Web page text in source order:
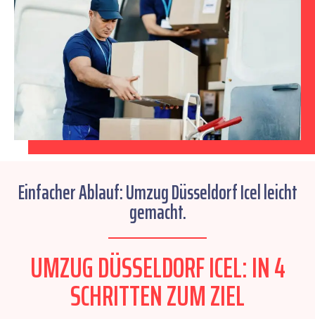
Einfacher Ablauf: Umzug Düsseldorf Icel leicht
gemacht.
UMZUG DÜSSELDORF ICEL: IN 4
SCHRITTEN ZUM ZIEL